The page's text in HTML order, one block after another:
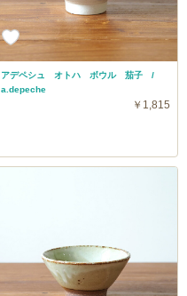
アデペシュ オトハ ボウル 茄子 /
a.depeche
￥1,815